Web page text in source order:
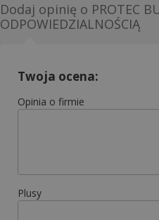
Dodaj opinię o PROTEC
ODPOWIEDZIALNOŚCIĄ
Twoja ocena:
Opinia o firmie
Plusy